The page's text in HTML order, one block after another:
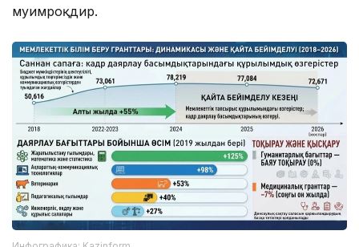
муҳимроқдир.